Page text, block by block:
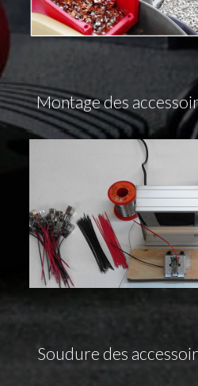
Montage des
Soudure des